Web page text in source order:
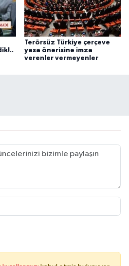
Terörsüz Türkiye çerçeve
yasa önerisine imza
verenler vermeyenler